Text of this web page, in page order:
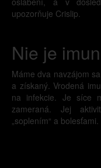
upozorňuje Crislip.
Nie je
Máme dva navzájom
a získaný. Vrodená
na infekcie. Je síce
zameraná. Jej
„soplením“ a bolesťami.